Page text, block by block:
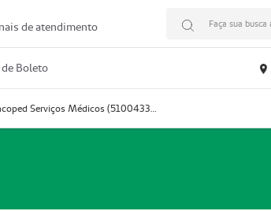
de atendimento Faça sua busca
de Boleto
Prestador Oncoped Serviços Médicos (51004335-0)